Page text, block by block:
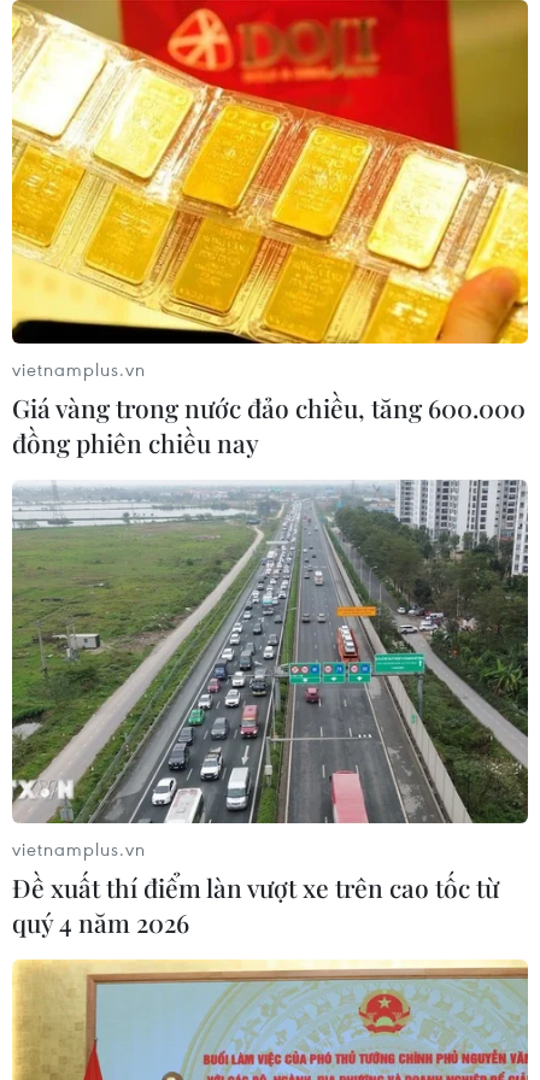
quy tập hài cốt liệt sỹ
07/08/2026 08:45
Những định hướng lớn
trong thực hiện Nghị quyết 57-
NQ/TW
07/08/2026 08:18
Tây Ninh thúc đẩy bình dân học vụ
số, tạo động lực phát triển kinh tế số
07/08/2026 07:17
"Doanh nghiệp phải là lực lượng
nòng cốt phát triển công nghệ chiến
lược"
07/08/2026 07:09
Meta bồi thường gần 600 triệu USD
vì gây tổn hại sức khỏe tâm thần trẻ
em
07/08/2026 04:28
Mỹ áp thuế 15% đối với nguyên liệu
quan trọng để sản xuất chip
07/08/2026 00:56
Google Wallet cho phép phụ huynh
thiết lập số dư an toàn của con cái
06/08/2026 23:44
vietnamplus.vn
Giá vàng trong nước đảo chiều, tăng 600.000
đồng phiên chiều nay
vietnamplus.vn
Đề xuất thí điểm làn vượt xe trên cao tốc từ
quý 4 năm 2026